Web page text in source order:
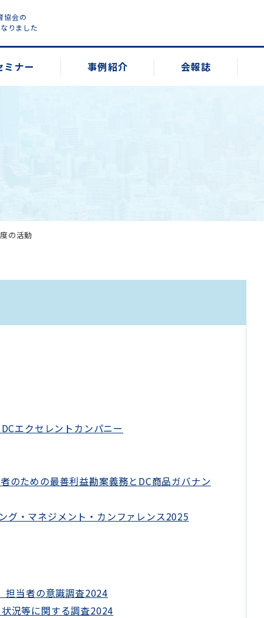
協会の
りました
ミナー 事例紹介 会報誌
の活動
エクセレントカンパニー
のための最善利益勘案義務とDC商品ガバナン
グ・マネジメント・カンファレンス2025
担当者の意識調査2024
況等に関する調査2024